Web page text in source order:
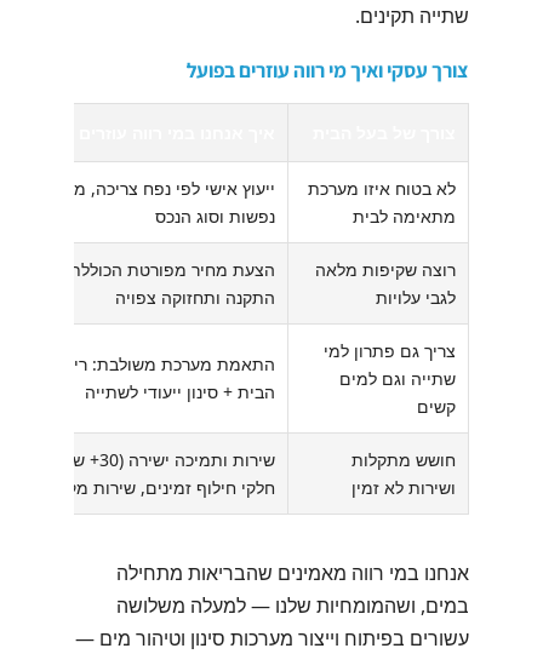
שתייה תקינים.
צורך עסקי ואיך מי רווה עוזרים בפועל
לא בטוח איזו מערכת
מתאימה לבית
ייעוץ אישי לפי נפח צריכה, מספר
נפשות וסוג הנכס
רוצה שקיפות מלאה
לגבי עלויות
הצעת מחיר מפורטת הכוללת ציוד,
התקנה ותחזוקה צפויה
צריך גם פתרון למי
שתייה וגם למים
קשים
התאמת מערכת משולבת: ריכוך לכלל
הבית + סינון ייעודי לשתייה
חושש מתקלות
ושירות לא זמין
שירות ותמיכה ישירה (30+ שנות ניסיון),
חלקי חילוף זמינים, שירות מקומי
אנחנו במי רווה מאמינים שהבריאות מתחילה
במים, ושהמומחיות שלנו — למעלה משלושה
עשורים בפיתוח וייצור מערכות סינון וטיהור מים —